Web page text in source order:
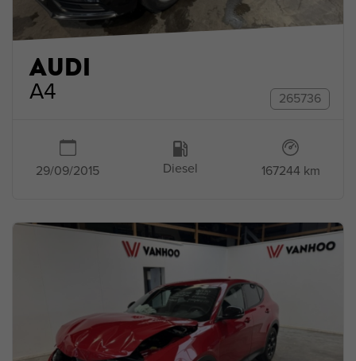
AUDI
A4 265736
29/09/2015 Diesel 167244 km